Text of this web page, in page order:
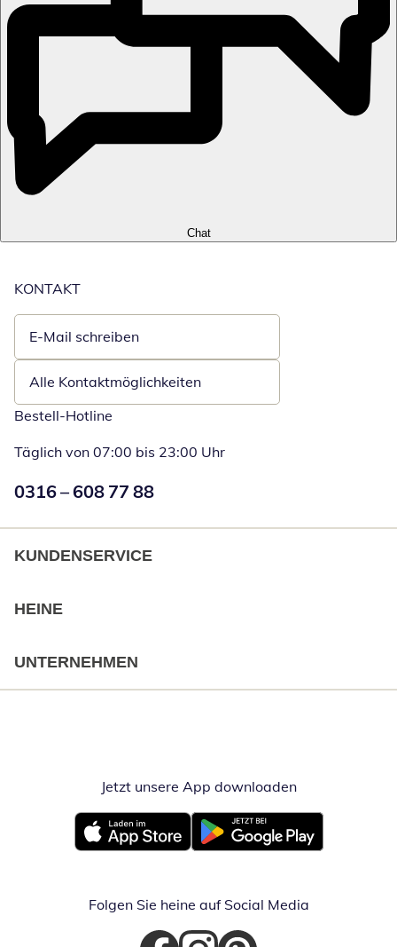
Chat
KONTAKT
E-Mail schreiben
Öffnet E-Mail-Client
Alle Kontaktmöglichkeiten
Bestell-Hotline
Täglich von 07:00 bis 23:00 Uhr
Numéro de téléphone:
0316 – 608 77 88
KUNDENSERVICE
HEINE
UNTERNEHMEN
Jetzt unsere App downloadenÖffnet in
Öffnet in neuem FensterÖffnet in neuem Fenster
Folgen Sie heine auf Social Media